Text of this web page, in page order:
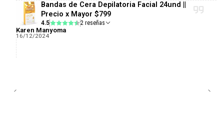
Bandas de Cera Depilatoria Facial 24und ||
Precio x Mayor $799
4.5 2 reseñas
Karen Manyoma
16/12/2024